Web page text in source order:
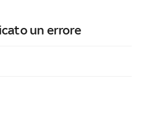
un errore